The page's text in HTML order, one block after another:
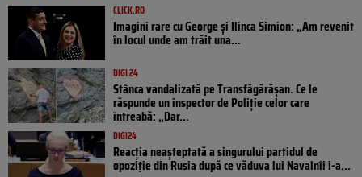
CLICK.RO
Imagini rare cu George și Ilinca Simion: „Am revenit
în locul unde am trăit una...
DIGI 24
Stânca vandalizată pe Transfăgărășan. Ce le
răspunde un inspector de Poliție celor care
întreabă: „Dar...
DIGI24
Reacția neașteptată a singurului partidul de
opoziţie din Rusia după ce văduva lui Navalnîi i-a...